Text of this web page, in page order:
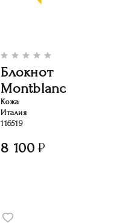
Блокнот
Montblanc
Кожа
Италия
116519
8 100